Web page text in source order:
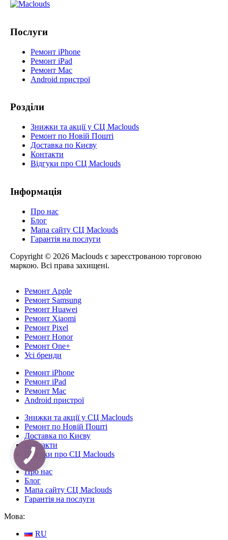
Послуги
Ремонт iPhone
Ремонт iPad
Ремонт Mac
Android пристрої
Розділи
Знижки та акції у СЦ Maclouds
Ремонт по Новій Пошті
Доставка по Києву
Контакти
Відгуки про СЦ Maclouds
Інформація
Про нас
Блог
Мапа сайту СЦ Maclouds
Гарантія на послуги
Copyright © 2026 Maclouds є зареєстрованою торговою
маркою. Всі права захищені.
Ремонт Apple
Ремонт Samsung
Ремонт Huawei
Ремонт Xiaomi
Ремонт Pixel
Ремонт Honor
Ремонт One+
Усі бренди
Ремонт iPhone
Ремонт iPad
Ремонт Mac
Android пристрої
Знижки та акції у СЦ Maclouds
Ремонт по Новій Пошті
Доставка по Києву
Контакти
Відгуки про СЦ Maclouds
Про нас
Блог
Мапа сайту СЦ Maclouds
Гарантія на послуги
Мова:
RU
КНОПКА
СВЯЗИ